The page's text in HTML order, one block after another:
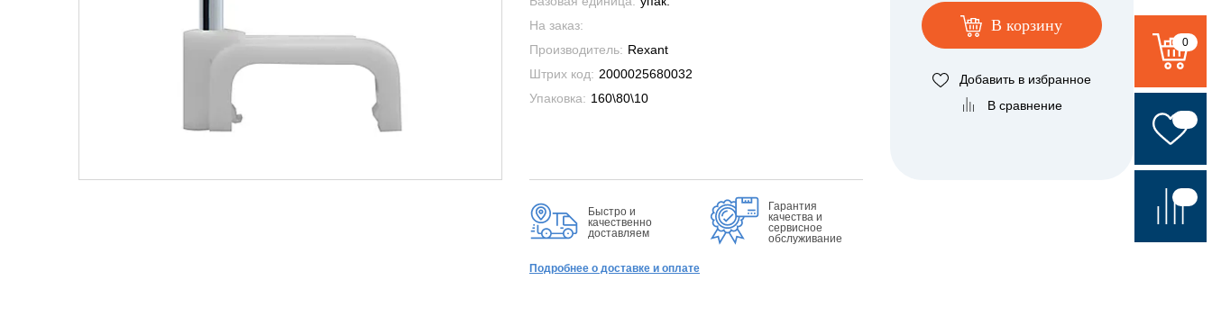
На заказ:
Производитель: Rexant
Штрих код: 2000025680032
Упаковка: 160\80\10
Быстро и
качественно
доставляем
Гарантия
качества и
сервисное
обслуживание
Подробнее о доставке и оплате
В корзину
Добавить в избранное
В сравнение
0